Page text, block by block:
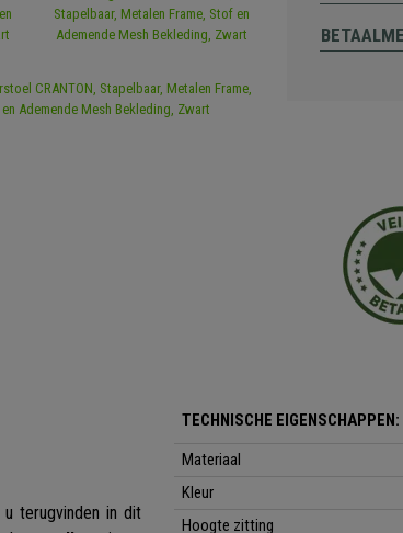
terugvinden in dit
TECHNISCHE EIGENSCHAPPEN:
Materiaal
Kleur
Hoogte zitting